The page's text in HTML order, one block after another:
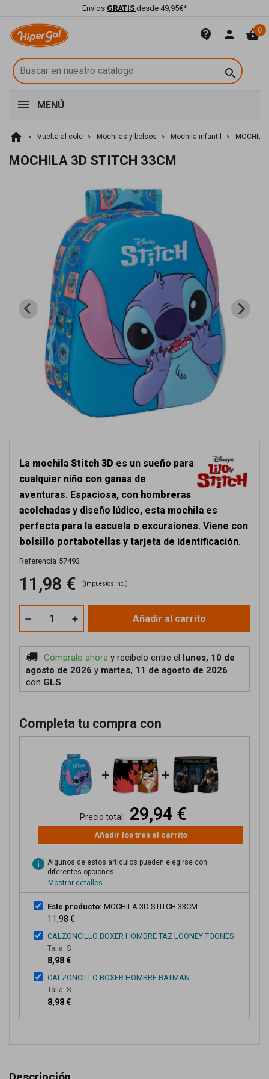
Envíos GRATIS desde 49,95€*
contact_support person shopping_basket0

MENÚ
home Vuelta al cole Mochilas y bolsos Mochila infantil
MOCHILA 3D STITCH 33CM
La mochila Stitch 3D es un sueño para
cualquier niño con ganas de
aventuras. Espaciosa, con hombreras
acolchadas y diseño lúdico, esta mochila es
perfecta para la escuela o excursiones. Viene con
bolsillo portabotellas y tarjeta de identificación.
Referencia 57493
11,98 € (impuestos inc.)
Añadir al carrito
Cómpralo ahora y recíbelo entre el lunes, 10 de
agosto de 2026 y martes, 11 de agosto de 2026
con GLS
Completa tu compra con
+ +
Precio total: 29,94 €
Añadir los tres al carrito
info Algunos de estos artículos pueden elegirse con
diferentes opciones
Mostrar detalles
Este producto: MOCHILA 3D STITCH 33CM
11,98 €
CALZONCILLO BOXER HOMBRE TAZ LOONEY TOONES
Talla: S
8,98 €
CALZONCILLO BOXER HOMBRE BATMAN
Talla: S
8,98 €